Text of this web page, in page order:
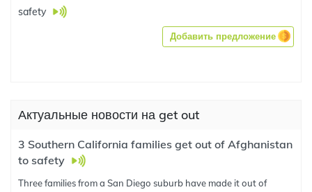
safety
Добавить предложение
Актуальные новости на get out
3 Southern California families get out of Afghanistan
to safety
Three families from a San Diego suburb have made it out of